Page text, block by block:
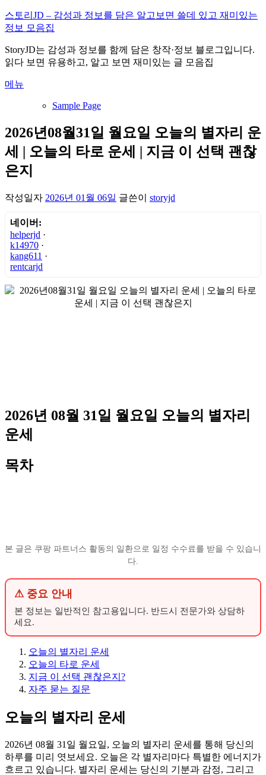
내
용
로
바
가
스토리JD – 감성과 정보를 담은 알고보면 쓸데 있고 재미있는
정보 모음집
StoryJD는 감성과 정보를 함께 담은 창작·정보 블로그입니다.
읽다 보면 유용하고, 알고 보면 재미있는 글 모음집
메뉴
Sample Page
2026년08월31일 월요일 오늘의 별자리 운
세 | 오늘의 타로 운세 | 지금 이 선택 괜찮
은지
작성일자 2026년 01월 06일 글쓴이 storyjd
네이버:
helperjd ·
k14970 ·
kang611 ·
rentcarjd
2026년 08월 31일 월요일 오늘의 별자리
운세
목차
본 글은 쿠팡 파트너스 활동의 일환으로 일정 수수료를 받을 수 있습니
다.
⚠ 중요 안내
본 정보는 일반적인 참고용입니다. 반드시 전문가와 상담하
세요.
오늘의 별자리 운세
오늘의 타로 운세
지금 이 선택 괜찮은지?
자주 묻는 질문
오늘의 별자리 운세
2026년 08월 31일 월요일, 오늘의 별자리 운세를 통해 당신의
하루를 미리 엿보세요. 오늘은 각 별자리마다 특별한 에너지가
흐르고 있습니다. 별자리 운세는 당신의 기분과 감정, 그리고